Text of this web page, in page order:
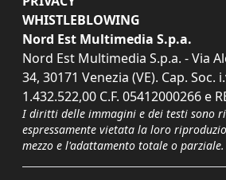
WHISTLEBLOWING
Nord Est Multimedia S.p.a.
Nord Est Multimedia S.p.a. - Via
34, 30171 Venezia (VE). Cap. Soc.
1.432.522,00 C.F. 05412000266 e
I diritti delle immagini e dei testi sono
espressamente vietata la loro
mezzo e l'adattamento totale o parziale.